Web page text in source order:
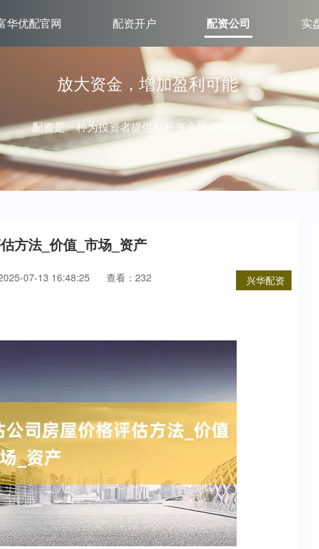
华优配官网 配资开户 配资公司 实
放大资金，增加盈利可能
配资是一种为投资者提供杠杆资金的金融服务！
方法_价值_市场_资产
兴华配资
07-13 16:48:25 查看：232